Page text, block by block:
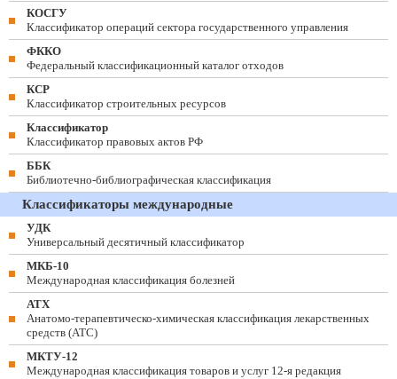
КОСГУ
Классификатор операций сектора государственного управления
ФККО
Федеральный классификационный каталог отходов
КСР
Классификатор строительных ресурсов
Классификатор
Классификатор правовых актов РФ
ББК
Библиотечно-библиографическая классификация
Классификаторы международные
УДК
Универсальный десятичный классификатор
МКБ-10
Международная классификация болезней
АТХ
Анатомо-терапевтическо-химическая классификация лекарственных
средств (ATC)
МКТУ-12
Международная классификация товаров и услуг 12-я редакция